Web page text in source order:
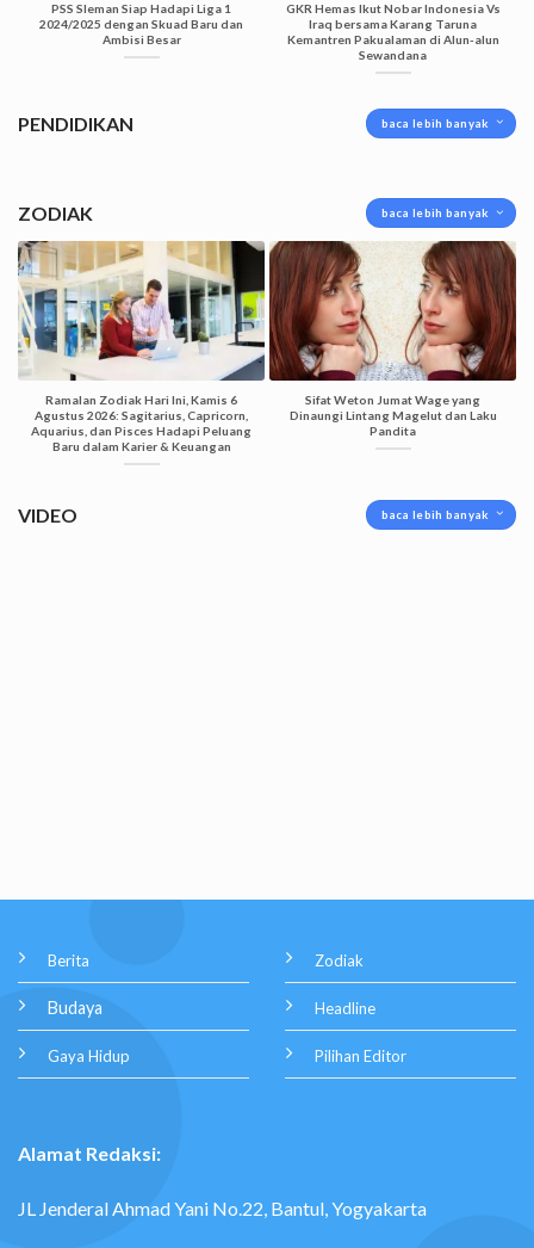
PSS Sleman Siap Hadapi Liga 1
2024/2025 dengan Skuad Baru dan
Ambisi Besar
GKR Hemas Ikut Nobar Indonesia Vs
Iraq bersama Karang Taruna
Kemantren Pakualaman di Alun-alun
Sewandana
PENDIDIKAN baca lebih banyak
ZODIAK baca lebih banyak
Ramalan Zodiak Hari Ini, Kamis 6
Agustus 2026: Sagitarius, Capricorn,
Aquarius, dan Pisces Hadapi Peluang
Baru dalam Karier & Keuangan
Sifat Weton Jumat Wage yang
Dinaungi Lintang Magelut dan Laku
Pandita
VIDEO baca lebih banyak
Berita
Budaya
Gaya Hidup
Zodiak
Headline
Pilihan Editor
Alamat Redaksi:
JL Jenderal Ahmad Yani No.22, Bantul, Yogyakarta